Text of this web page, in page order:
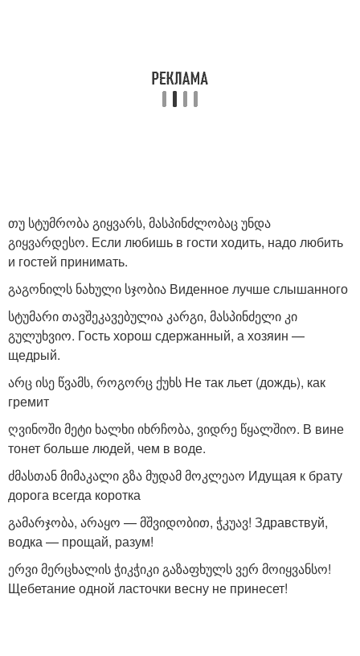
თუ სტუმრობა გიყვარს, მასპინძლობაც უნდა
გიყვარდესო. Если любишь в гости ходить, надо любить
и гостей принимать.
გაგონილს ნახული სჯობია Виденное лучше слышанного
სტუმარი თავშეკავებულია კარგი, მასპინძელი კი
გულუხვიო. Гость хорош сдержанный, а хозяин —
щедрый.
არც ისე წვამს, როგორც ქუხს Не так льет (дождь), как
гремит
ღვინოში მეტი ხალხი იხრჩობა, ვიდრე წყალშიო. В вине
тонет больше людей, чем в воде.
ძმასთან მიმაკალი გზა მუდამ მოკლეაო Идущая к брату
дорога всегда коротка
გამარჯობა, არაყო — მშვიდობით, ჭკუავ! Здравствуй,
водка — прощай, разум!
ერვი მერცხალის ჭიკჭიკი გაზაფხულს ვერ მოიყვანსო!
Щебетание одной ласточки весну не принесет!